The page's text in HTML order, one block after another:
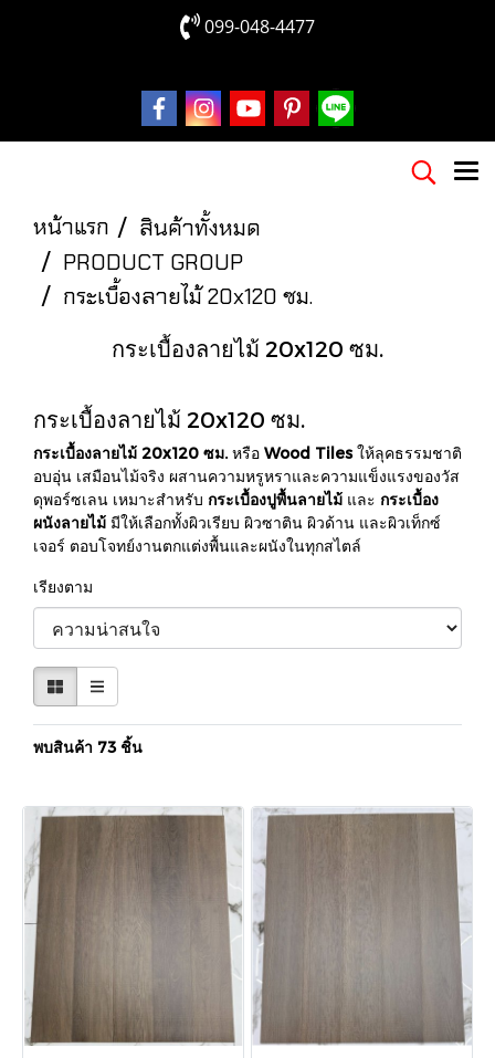
099-048-4477
หน้าแรก
สินค้าทั้งหมด
PRODUCT GROUP
กระเบื้องลายไม้ 20x120 ซม.
กระเบื้องลายไม้ 20x120 ซม.
กระเบื้องลายไม้ 20x120 ซม.
กระเบื้องลายไม้ 20x120 ซม. หรือ Wood Tilesให้ลุคธรรมชาติ
อบอุ่น เสมือนไม้จริง ผสานความหรูหราและความแข็งแรงของวัส
ดุพอร์ซเลน เหมาะสำหรับ กระเบื้องปูพื้นลายไม้ และ กระเบื้อง
ผนังลายไม้ มีให้เลือกทั้งผิวเรียบ ผิวซาติน ผิวด้าน และผิวเท็กซ์
เจอร์ ตอบโจทย์งานตกแต่งพื้นและผนังในทุกสไตล์
เรียงตาม
พบสินค้า 73 ชิ้น